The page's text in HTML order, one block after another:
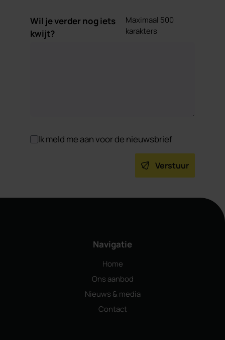
Wil je verder nog iets
kwijt?
Maximaal 500
karakters
Ik meld me aan voor de nieuwsbrief
Verstuur
Navigatie
Home
Ons aanbod
Nieuws & media
Contact